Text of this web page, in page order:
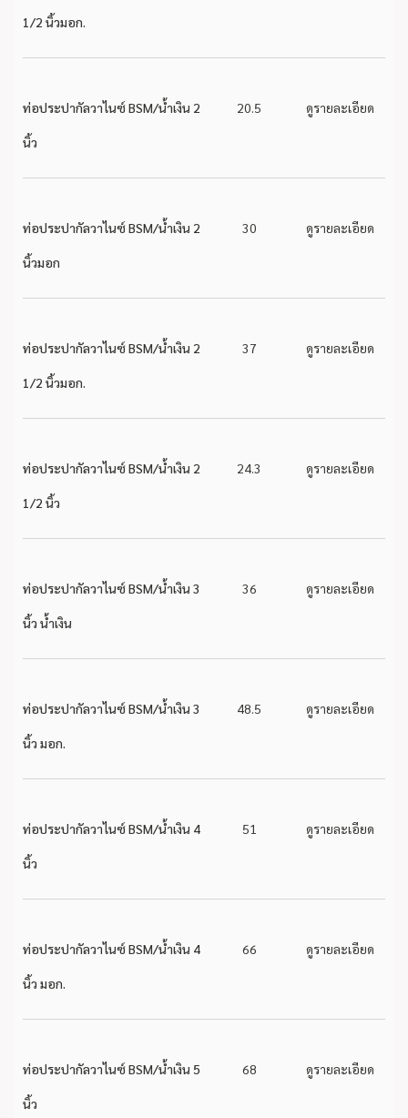
1/2 นิ้วมอก.
ท่อประปากัลวาไนซ์ BSM/น้ำเงิน 2
นิ้ว
20.5 ดูรายละเอียด
ท่อประปากัลวาไนซ์ BSM/น้ำเงิน 2
นิ้วมอก
30 ดูรายละเอียด
ท่อประปากัลวาไนซ์ BSM/น้ำเงิน 2
1/2 นิ้วมอก.
37 ดูรายละเอียด
ท่อประปากัลวาไนซ์ BSM/น้ำเงิน 2
1/2 นิ้ว
24.3 ดูรายละเอียด
ท่อประปากัลวาไนซ์ BSM/น้ำเงิน 3
นิ้ว น้ำเงิน
36 ดูรายละเอียด
ท่อประปากัลวาไนซ์ BSM/น้ำเงิน 3
นิ้ว มอก.
48.5 ดูรายละเอียด
ท่อประปากัลวาไนซ์ BSM/น้ำเงิน 4
นิ้ว
51 ดูรายละเอียด
ท่อประปากัลวาไนซ์ BSM/น้ำเงิน 4
นิ้ว มอก.
66 ดูรายละเอียด
ท่อประปากัลวาไนซ์ BSM/น้ำเงิน 5
นิ้ว
68 ดูรายละเอียด